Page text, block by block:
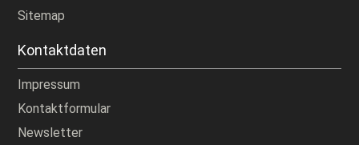
Sitemap
Kontaktdaten
Impressum
Kontaktformular
Newsletter